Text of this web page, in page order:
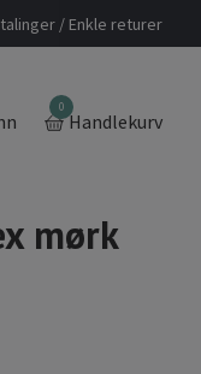
/ Enkle returer
0
Handlekurv
mørk